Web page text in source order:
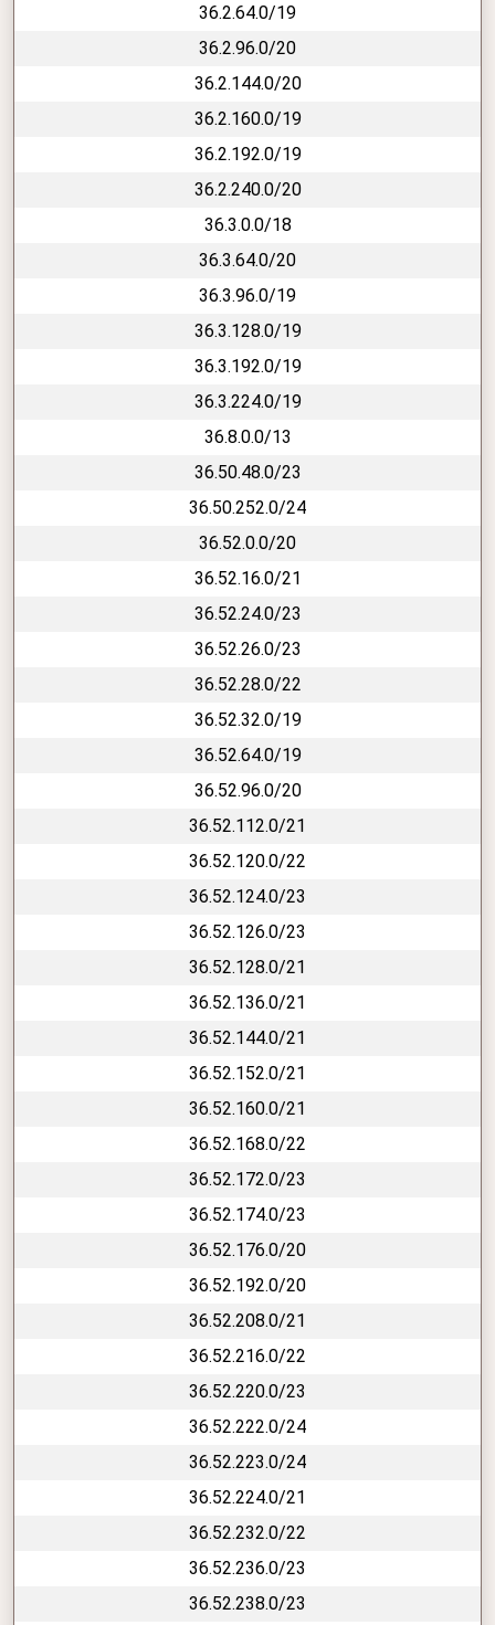
36.2.64.0/19
36.2.96.0/20
36.2.144.0/20
36.2.160.0/19
36.2.192.0/19
36.2.240.0/20
36.3.0.0/18
36.3.64.0/20
36.3.96.0/19
36.3.128.0/19
36.3.192.0/19
36.3.224.0/19
36.8.0.0/13
36.50.48.0/23
36.50.252.0/24
36.52.0.0/20
36.52.16.0/21
36.52.24.0/23
36.52.26.0/23
36.52.28.0/22
36.52.32.0/19
36.52.64.0/19
36.52.96.0/20
36.52.112.0/21
36.52.120.0/22
36.52.124.0/23
36.52.126.0/23
36.52.128.0/21
36.52.136.0/21
36.52.144.0/21
36.52.152.0/21
36.52.160.0/21
36.52.168.0/22
36.52.172.0/23
36.52.174.0/23
36.52.176.0/20
36.52.192.0/20
36.52.208.0/21
36.52.216.0/22
36.52.220.0/23
36.52.222.0/24
36.52.223.0/24
36.52.224.0/21
36.52.232.0/22
36.52.236.0/23
36.52.238.0/23